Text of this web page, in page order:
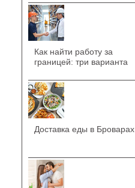
Как найти работу за
границей: три варианта
Доставка еды в Броварах